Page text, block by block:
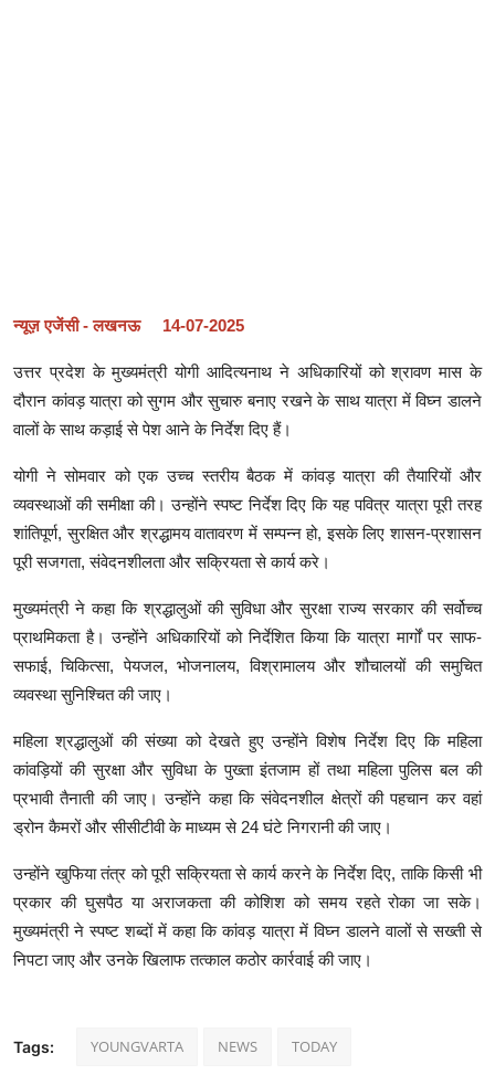
न्यूज़ एजेंसी - लखनऊ 14-07-2025
उत्तर प्रदेश के मुख्यमंत्री योगी आदित्यनाथ ने अधिकारियों को श्रावण मास के
दौरान कांवड़ यात्रा को सुगम और सुचारु बनाए रखने के साथ यात्रा में विघ्न डालने
वालों के साथ कड़ाई से पेश आने के निर्देश दिए हैं।
योगी ने सोमवार को एक उच्च स्तरीय बैठक में कांवड़ यात्रा की तैयारियों और
व्यवस्थाओं की समीक्षा की। उन्होंने स्पष्ट निर्देश दिए कि यह पवित्र यात्रा पूरी तरह
शांतिपूर्ण, सुरक्षित और श्रद्धामय वातावरण में सम्पन्न हो, इसके लिए शासन-प्रशासन
पूरी सजगता, संवेदनशीलता और सक्रियता से कार्य करे।
मुख्यमंत्री ने कहा कि श्रद्धालुओं की सुविधा और सुरक्षा राज्य सरकार की सर्वोच्च
प्राथमिकता है। उन्होंने अधिकारियों को निर्देशित किया कि यात्रा मार्गों पर साफ-
सफाई, चिकित्सा, पेयजल, भोजनालय, विश्रामालय और शौचालयों की समुचित
व्यवस्था सुनिश्चित की जाए।
महिला श्रद्धालुओं की संख्या को देखते हुए उन्होंने विशेष निर्देश दिए कि महिला
कांवड़ियों की सुरक्षा और सुविधा के पुख्ता इंतजाम हों तथा महिला पुलिस बल की
प्रभावी तैनाती की जाए। उन्होंने कहा कि संवेदनशील क्षेत्रों की पहचान कर वहां
ड्रोन कैमरों और सीसीटीवी के माध्यम से 24 घंटे निगरानी की जाए।
उन्होंने खुफिया तंत्र को पूरी सक्रियता से कार्य करने के निर्देश दिए, ताकि किसी भी
प्रकार की घुसपैठ या अराजकता की कोशिश को समय रहते रोका जा सके।
मुख्यमंत्री ने स्पष्ट शब्दों में कहा कि कांवड़ यात्रा में विघ्न डालने वालों से सख्ती से
निपटा जाए और उनके खिलाफ तत्काल कठोर कार्रवाई की जाए।
Tags: YOUNGVARTA NEWS TODAY